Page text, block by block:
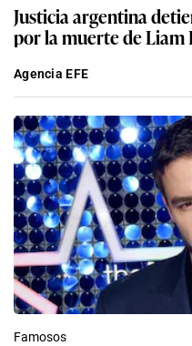
Justicia argentina
por la muerte de Liam
Agencia EFE
Famosos